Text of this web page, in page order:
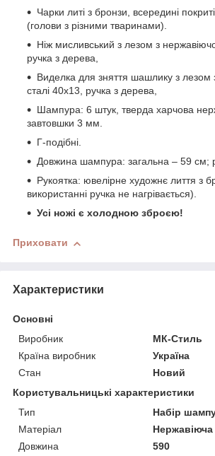
Чарки литі з бронзи, всередині
(голови з різними тваринами).
Ніж мисливський з лезом з
ручка з дерева,
Виделка для зняття шашлику з лезом
сталі 40х13, ручка з дерева,
Шампура: 6 штук, тверда харчова
завтовшки 3 мм.
Г-подібні.
Довжина шампура: загальна – 59 см;
Рукоятка: ювелірне художнє лиття з
використанні ручка не нагрівається).
Усі ножі є холодною зброєю!
Приховати
Характеристики
Основні
Виробник
МК-Стиль
Країна виробник
Україна
Стан
Новий
Користувальницькі характеристики
Тип
Набір
Матеріал
Нержавіюча
Довжина
590